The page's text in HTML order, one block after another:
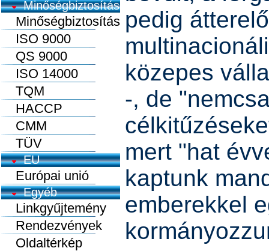
Minőségbiztosítás
Minőségbiztosítás
ISO 9000
QS 9000
ISO 14000
TQM
HACCP
CMM
TÜV
EU
Európai unió
Egyéb
Linkgyűjtemény
Rendezvények
Oldaltérkép
pedig
közepes
-, de
mert "hat
kaptunk
emberekkel